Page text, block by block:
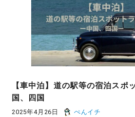
【車中泊】道の駅等の宿泊スポ
国、四国
2025年4月26日 ぺんイチ